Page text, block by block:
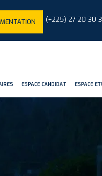
(+225) 27 20 30
ESPACE CANDIDAT ESPACE